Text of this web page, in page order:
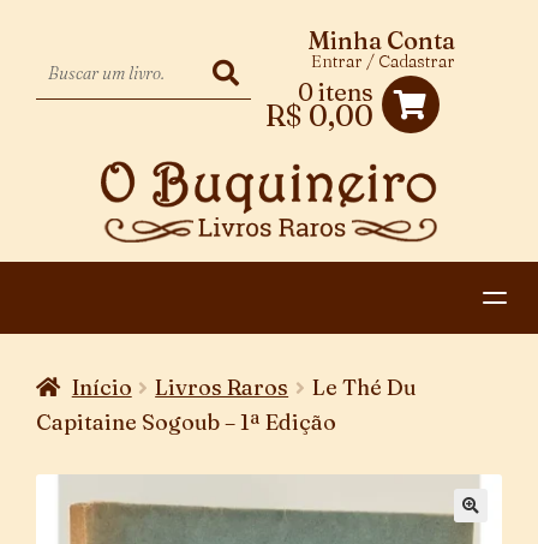
0 itens
R$ 0,00
Minha Conta
Entrar / Cadastrar
CATEGORIAS
CONTATO
Início Livros Raros
Le Thé Du
Capitaine Sogoub – 1ª Edição